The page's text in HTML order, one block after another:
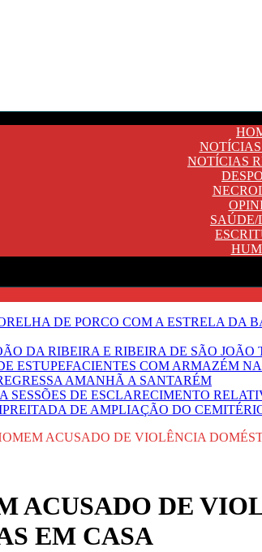
NOTÍCIAS
SAÚDE/
DE PORCO COM A ESTRELA
DA RIBEIRA E RIBEIRA DE SÃO
ESTUPEFACIENTES COM ARMAZÉM
AMANHÃ A SANTARÉM
DE ESCLARECIMENTO
DE AMPLIAÇÃO DO
ACUSADO DE VIOLÊNCIA
ACUSADO DE
EM CASA